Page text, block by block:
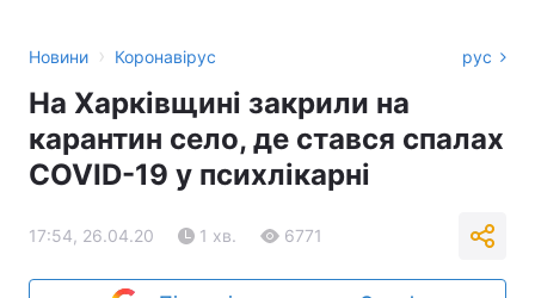
Новини › Коронавірус рус
На Харківщині закрили на
карантин село, де стався спалах
COVID-19 у психлікарні
17:54, 26.04.20 1 хв. 6771